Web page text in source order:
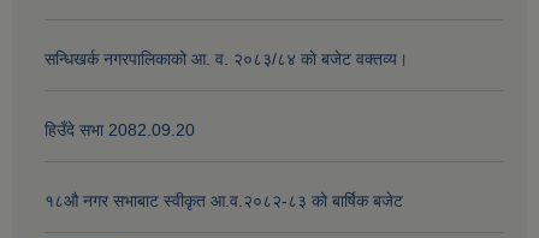
सन्धिखर्क नगरपालिकाको आ. व. २०८३/८४ काे बजेट वक्तव्य।
हिउँदे सभा 2082.09.20
१८‍औ नगर सभाबाट स्वीकृत आ.व.२०८२-८३ को बार्षिक बजेट